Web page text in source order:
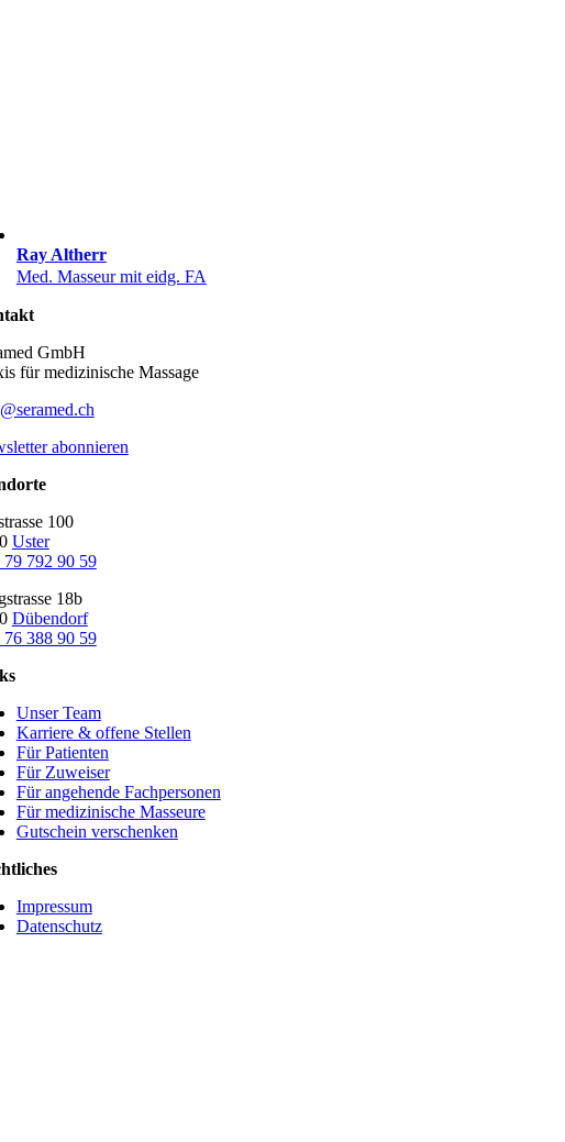
Ray Altherr
Med. Masseur mit eidg. FA
GmbH
für medizinische Massage
abonnieren
100
Uster
79 792 90 59
18b
Dübendorf
76 388 90 59
Unser Team
Karriere & offene Stellen
Für Patienten
Für Zuweiser
Für angehende Fachpersonen
Für medizinische Masseure
Gutschein verschenken
Impressum
Datenschutz